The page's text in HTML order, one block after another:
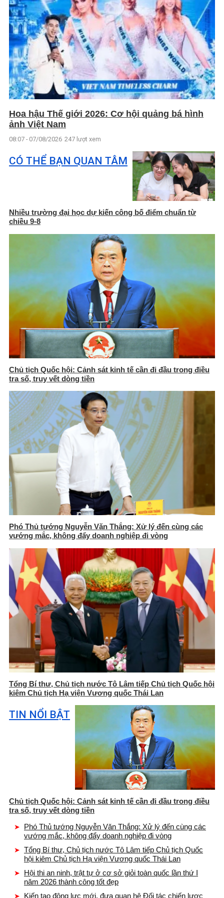
Hoa hậu Thế giới 2026: Cơ hội quảng bá hình
ảnh Việt Nam
08:07 - 07/08/2026 247 lượt xem
CÓ THỂ BẠN QUAN TÂM
Nhiều trường đại học dự kiến công bố điểm chuẩn từ
chiều 9-8
Chủ tịch Quốc hội: Cảnh sát kinh tế cần đi đầu trong điều
tra số, truy vết dòng tiền
Phó Thủ tướng Nguyễn Văn Thắng: Xử lý đến cùng các
vướng mắc, không đẩy doanh nghiệp đi vòng
Tổng Bí thư, Chủ tịch nước Tô Lâm tiếp Chủ tịch Quốc hội
kiêm Chủ tịch Hạ viện Vương quốc Thái Lan
TIN NỔI BẬT
Chủ tịch Quốc hội: Cảnh sát kinh tế cần đi đầu trong điều
tra số, truy vết dòng tiền
Phó Thủ tướng Nguyễn Văn Thắng: Xử lý đến cùng các
vướng mắc, không đẩy doanh nghiệp đi vòng
Tổng Bí thư, Chủ tịch nước Tô Lâm tiếp Chủ tịch Quốc
hội kiêm Chủ tịch Hạ viện Vương quốc Thái Lan
Hội thi an ninh, trật tự ở cơ sở giỏi toàn quốc lần thứ I
năm 2026 thành công tốt đẹp
Kiến tạo động lực mới, đưa quan hệ Đối tác chiến lược